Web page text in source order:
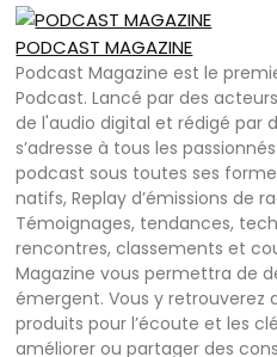
PODCAST MAGAZINE
Podcast Magazine est le
Podcast. Lancé par des
de l'audio digital et rédigé par
s’adresse à tous les
podcast sous toutes ses
natifs, Replay d’émissions de
Témoignages, tendances,
rencontres, classements et
Magazine vous permettra de
émergent. Vous y retrouverez
produits pour l’écoute et les
améliorer ou partager des